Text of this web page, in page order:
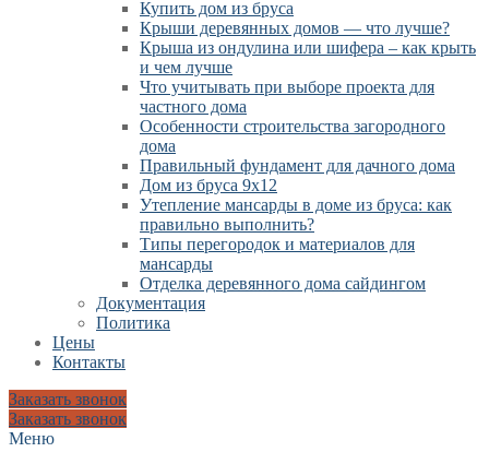
Купить дом из бруса
Крыши деревянных домов — что лучше?
Крыша из ондулина или шифера – как крыть
и чем лучше
Что учитывать при выборе проекта для
частного дома
Особенности строительства загородного
дома
Правильный фундамент для дачного дома
Дом из бруса 9х12
Утепление мансарды в доме из бруса: как
правильно выполнить?
Типы перегородок и материалов для
мансарды
Отделка деревянного дома сайдингом
Документация
Политика
Цены
Контакты
Заказать звонок
Заказать звонок
Меню